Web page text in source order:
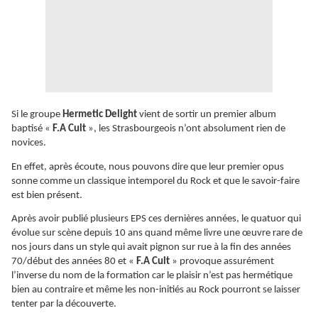
Si le groupe Hermetic Delight vient de sortir un premier album
baptisé « F.A Cult », les Strasbourgeois n’ont absolument rien de
novices.
En effet, après écoute, nous pouvons dire que leur premier opus
sonne comme un classique intemporel du Rock et que le savoir-faire
est bien présent.
Après avoir publié plusieurs EPS ces dernières années, le quatuor qui
évolue sur scène depuis 10 ans quand même livre une œuvre rare de
nos jours dans un style qui avait pignon sur rue à la fin des années
70/début des années 80 et « F.A Cult » provoque assurément
l’inverse du nom de la formation car le plaisir n’est pas hermétique
bien au contraire et même les non-initiés au Rock pourront se laisser
tenter par la découverte.